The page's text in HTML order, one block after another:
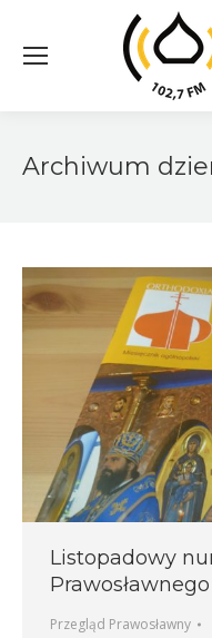
Archiwum
Listopadowy
Prawosławnego
Przegląd Prawosławny